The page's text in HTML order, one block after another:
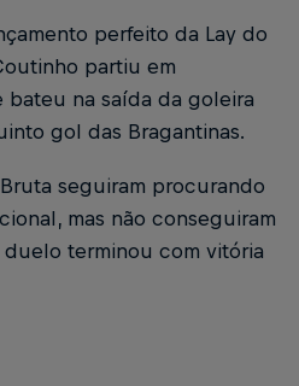
perfeito da Lay do
partiu em
bateu na saída da goleira
gol das Bragantinas.
seguiram procurando
mas não conseguiram
terminou com vitória